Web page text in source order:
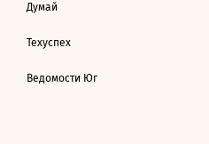
Думай
Техуспех
Ведомости Юг